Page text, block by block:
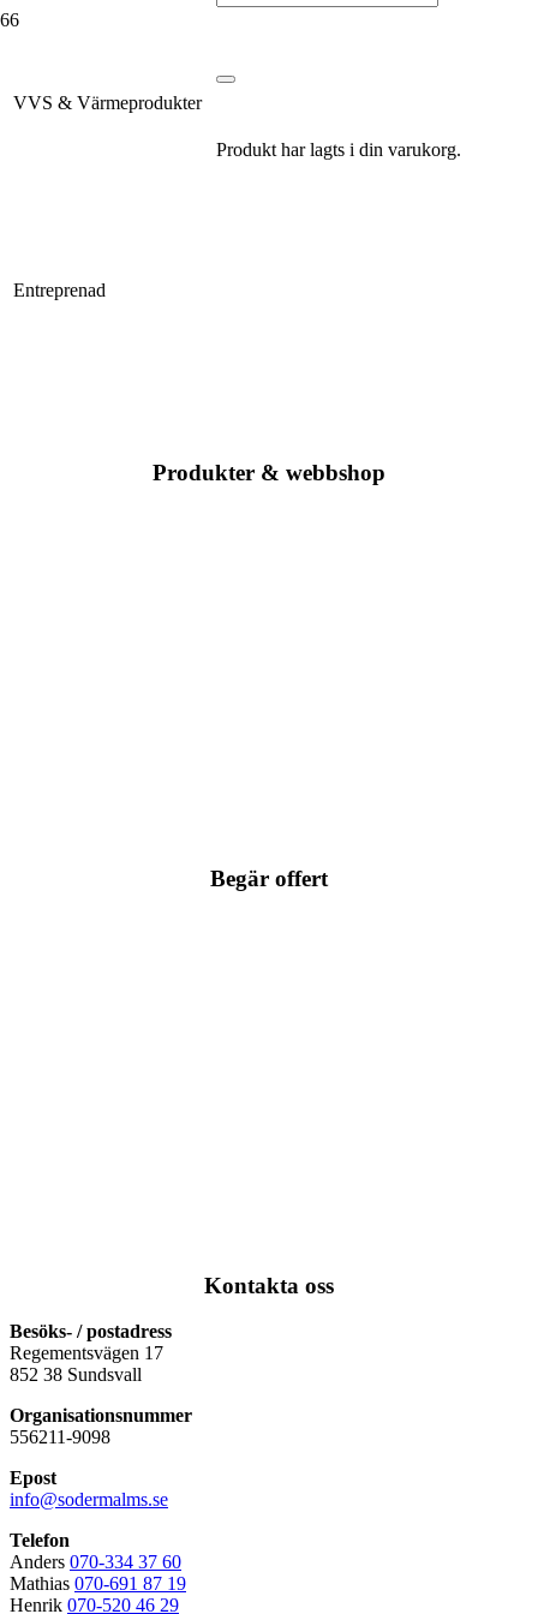
Produkt har lagts i din varukorg.
VVS & Värmeprodukter
Entreprenad
Produkter & webbshop
Begär offert
Kontakta oss
Besöks- / postadress
Regementsvägen 17
852 38 Sundsvall
Organisationsnummer
556211-9098
Epost
info@sodermalms.se
Telefon
Anders 070-334 37 60
Mathias 070-691 87 19
Henrik 070-520 46 29